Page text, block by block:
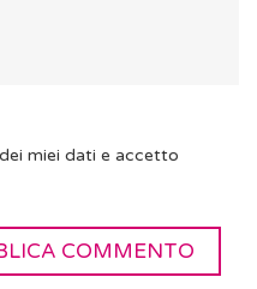
miei dati e accetto